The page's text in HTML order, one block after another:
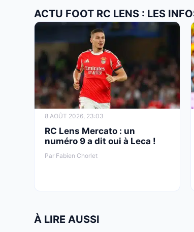
ACTU FOOT RC LENS : LES
8 AOÛT 2026, 23:03
RC Lens Mercato : un
numéro 9 a dit oui à Leca !
Par Fabien Chorlet
À LIRE AUSSI